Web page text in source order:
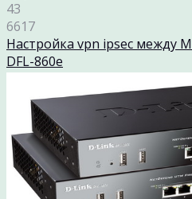
43
6617
Настройка vpn ipsec между
DFL-860e